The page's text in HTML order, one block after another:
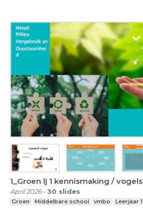
1_Groen lj 1 kennismaking / vogels
April 2026-30 slides
Groen Middelbare school vmbo Leerjaar 1